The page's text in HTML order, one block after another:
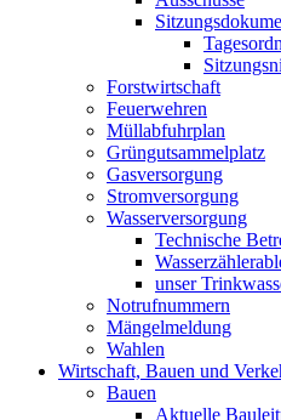
Forstwirtschaft
Feuerwehren
Müllabfuhrplan
Grüngutsammelplatz
Gasversorgung
Stromversorgung
Wasserversorgung
Technische
unser
Notrufnummern
Mängelmeldung
Wahlen
Wirtschaft, Bauen und
Bauen
Aktuelle